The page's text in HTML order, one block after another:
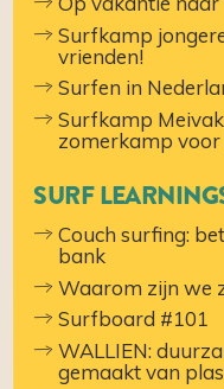
Surfkamp
vrienden!
Surfen in
Surfkamp
zomerkamp voor
SURF
Couch surfing:
bank
Waarom zijn we
Surfboard #101
WALLIEN:
gemaakt van